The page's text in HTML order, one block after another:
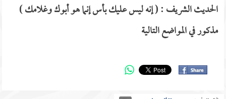
الحديث الشريف : ( إنه ليس عليك بأس إنما هو أبوك وغلامك )
مذكور في المواضع التالية